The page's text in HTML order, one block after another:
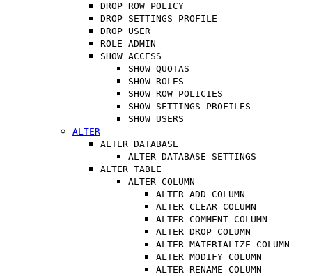
DROP ROW POLICY
DROP SETTINGS PROFILE
DROP USER
ROLE ADMIN
SHOW ACCESS
SHOW QUOTAS
SHOW ROLES
SHOW ROW POLICIES
SHOW SETTINGS PROFILES
SHOW USERS
ALTER
ALTER DATABASE
ALTER DATABASE SETTINGS
ALTER TABLE
ALTER COLUMN
ALTER ADD COLUMN
ALTER CLEAR COLUMN
ALTER COMMENT COLUMN
ALTER DROP COLUMN
ALTER MATERIALIZE COLUMN
ALTER MODIFY COLUMN
ALTER RENAME COLUMN